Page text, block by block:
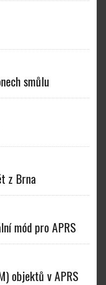
smůlu
z Brna
mód pro APRS
objektů v APRS